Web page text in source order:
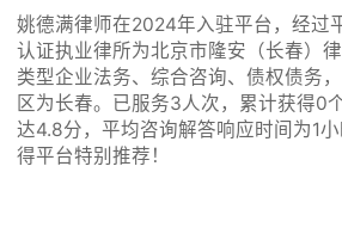
姚德满律师在2024年入驻平台，经过
认证执业律所为北京市隆安（长春）
类型企业法务、综合咨询、债权债务
区为长春。已服务3人次，累计获得0
达4.8分，平均咨询解答响应时间为1
得平台特别推荐！